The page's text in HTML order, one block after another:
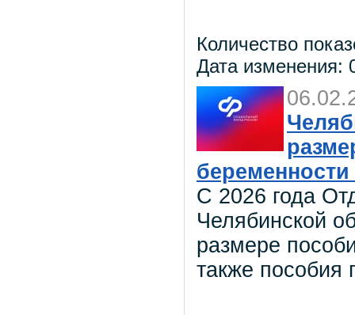
Количество
Дата изменения:
С 2026 года
Челябинской
размере
также пособия